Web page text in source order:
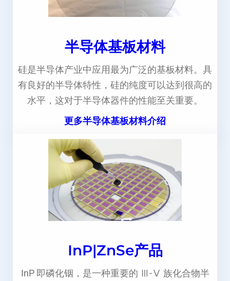
半导体基板材料
硅是半导体产业中应用最为广泛的基板材料。具
有良好的半导体特性，硅的纯度可以达到很高的
水平，这对于半导体器件的性能至关重要。
更多半导体基板材料介绍
InP|ZnSe产品
InP 即磷化铟，是一种重要的 Ⅲ-Ⅴ 族化合物半